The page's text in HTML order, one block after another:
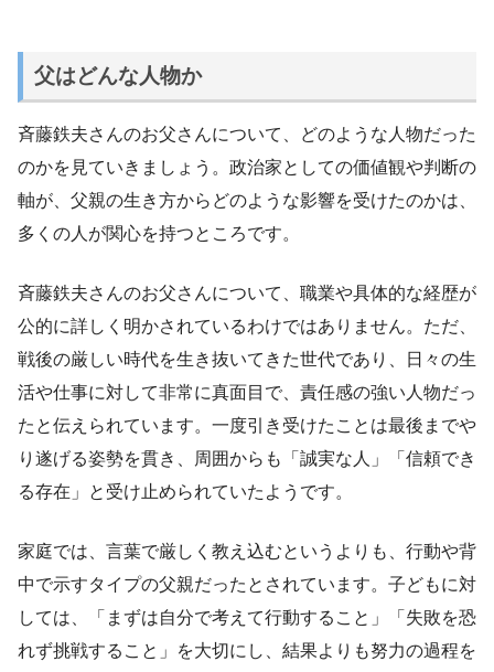
父はどんな人物か
斉藤鉄夫さんのお父さんについて、どのような人物だった
のかを見ていきましょう。政治家としての価値観や判断の
軸が、父親の生き方からどのような影響を受けたのかは、
多くの人が関心を持つところです。
斉藤鉄夫さんのお父さんについて、職業や具体的な経歴が
公的に詳しく明かされているわけではありません。ただ、
戦後の厳しい時代を生き抜いてきた世代であり、日々の生
活や仕事に対して非常に真面目で、責任感の強い人物だっ
たと伝えられています。一度引き受けたことは最後までや
り遂げる姿勢を貫き、周囲からも「誠実な人」「信頼でき
る存在」と受け止められていたようです。
家庭では、言葉で厳しく教え込むというよりも、行動や背
中で示すタイプの父親だったとされています。子どもに対
しては、「まずは自分で考えて行動すること」「失敗を恐
れず挑戦すること」を大切にし、結果よりも努力の過程を